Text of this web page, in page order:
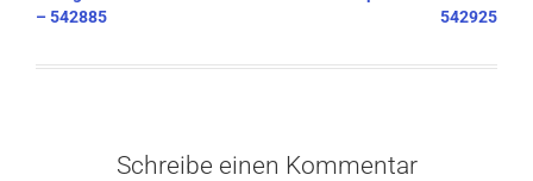
– 542885
542925
Schreibe einen Kommentar